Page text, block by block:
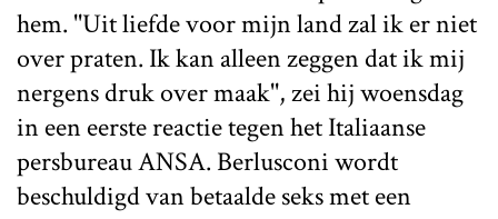
hem. ''Uit liefde voor mijn land zal ik er niet
over praten. Ik kan alleen zeggen dat ik mij
nergens druk over maak'', zei hij woensdag
in een eerste reactie tegen het Italiaanse
persbureau ANSA. Berlusconi wordt
beschuldigd van betaalde seks met een